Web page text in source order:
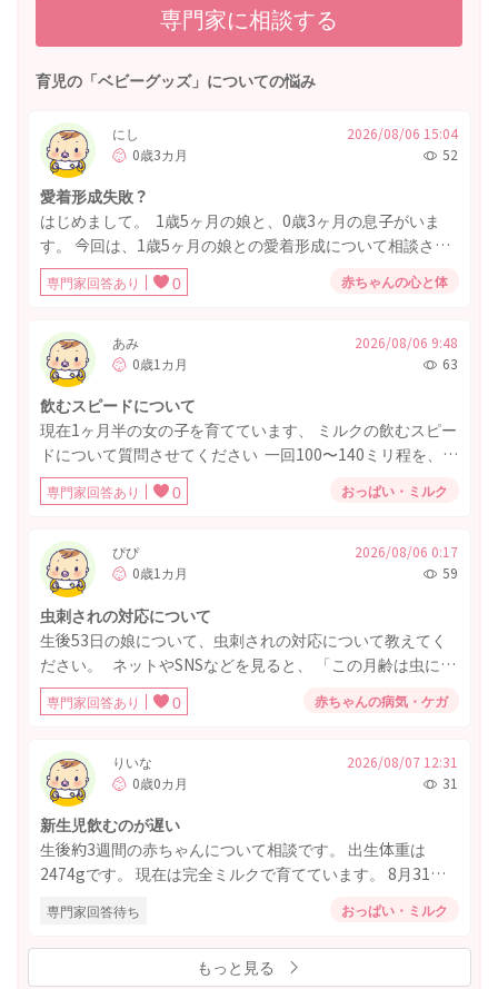
専門家に相談する
育児の「ベビーグッズ」についての悩み
にし
0歳3カ月
2026/08/06 15:04
52
愛着形成失敗？
はじめまして。 1歳5ヶ月の娘と、0歳3ヶ月の息子がいま
す。 今回は、1歳5ヶ月の娘との愛着形成について相談させ
てください。 下の子出産までの1年2ヶ月間、平日日中のお
世話は私が担当していました。 パパは朝みんなが寝てる中
はいつもやってくれていました。 (離乳食作り、お風呂上が
りの保湿は私です。) 土日は休みなので、私と半々くらいで
育児を担当してくれていました。 ママじゃないと泣き止ま
ない時期があったり、パパの寝かしつけでは興奮して寝な
かったり、基本はママのお世話に安心感を抱いてくれてい
たと思います。 しかし、下の子が産まれ、パパが1年間育
休を取得してくれたため、 上の子のお世話をこの3ヵ月間は
後追いしたり、私の寝かしつけやお風呂を拒否したりする
ようになりました。 (元々私にはあまり後追いしませんでし
た。) それでも、日中はママに抱っこを求めてくれたり、一
緒に遊んだり、嫌われている感じではなかったので、 下の
子のお世話に集中できてラッキーくらいに思っていまし
た。 下の子が夜通し寝るようになってきたので、数日前か
ら家族みんなで寝るようになったのですが、 上の子の寝か
しつけ後、パパが下の子の寝る前のミルクを担当してくれ
したため、側にいた私があやそうとしたのですが、手を振
り払われ、近付いても逃げられ、 心配して様子を見に来て
くれたパパに一目散に寄って行き、抱っこですぐに泣き止
み再入眠した姿を見て、かなりショックを受けました。 下
の子が産まれてからの3ヵ月間、パパが全面的にお世話を担
当してくれていたので、仕方ないとは思いつつ、 ママがし
ていたお世話をパパが担当することには抵抗がなかったの
は、何故なのでしょう。 パパとの方が上手く愛着形成がで
きていて、もう私の入る隙はないのでしょうか。 少しずつ
専門家回答あり 0 赤ちゃんの心と体
あみ
0歳1カ月
2026/08/06 9:48
63
飲むスピードについて
現在1ヶ月半の女の子を育てています、 ミルクの飲むスピー
ドについて質問させてください 一回100〜140ミリ程を、ピ
ジョンの母乳実感乳首Sサイズであげてるのですが夜間や寝
ているとき、起きている際も 飲み干すのに30〜60分程かか
するのが良いのでしょうか‥ Sサイズ乳首でさえ、口から
たらーっと漏れている際もあります。 また、飲む力が弱
い？病気なども隠れているのでしょうか？ 現在体重4770ほ
どです！
専門家回答あり 0 おっぱい・ミルク
ぴぴ
0歳1カ月
2026/08/06 0:17
59
虫刺されの対応について
生後53日の娘について、虫刺されの対応について教えてく
ださい。 ネットやSNSなどを見ると、 「この月齢は虫に刺
されたら念のため病院を受診した方がいい」という意見
と、 「基本的には様子見で大丈夫」という意見の両方があ
・虫に刺された場合は基本的に受診した方がよいのでしょ
うか。それとも様子見でよいことが多いのでしょうか。 ・
様子見でよい場合、どのような症状があれば受診すべきで
すか。（赤みや腫れの広がり、熱感、発熱など具体的な目
安が知りたいです。） ・受診する場合は、小児科・皮膚科
など何科を受診するのがよいのでしょうか。まだ病院を受
診したことがないため教えていただきたいです。 ・病院を
方がよいのでしょうか。それとも何も塗らず様子を見てよ
いのでしょうか。 ・生後53日なので、かゆがっているかど
専門家回答あり 0 赤ちゃんの病気・ケガ
りいな
0歳0カ月
2026/08/07 12:31
31
新生児飲むのが遅い
生後約3週間の赤ちゃんについて相談です。 出生体重は
2474gです。 現在は完全ミルクで育てています。 8月31日
ており、順調には育っています。 以前は1日のミルク量が
350mLくらいでしたが、最近は500～620mLくらい飲める
日もあります。ただ、ここ数日はまた飲む量が減ることが
専門家回答待ち おっぱい・ミルク
もっと見る